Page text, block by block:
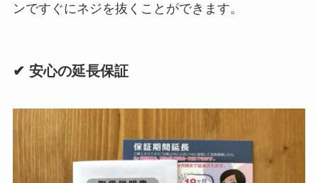
ンですぐにネジを抜くことができます。
✔ 安心の延長保証